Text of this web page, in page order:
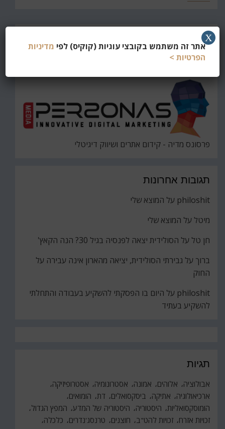
חפש
את
פרסונס מדיה - קידום אתרים ושיווק דיגיטלי
תגובות אחרונות
philoshit על המוצא שלי
מיטל על המוצא שלי
חן טל על הסולידית יצאה לפנסיה בגיל 30? הנה הקאץ'
ברוך על גבירתי הסולידית, יציאה מהארון אינה עבירה על
החוק
philoshit על היום בו הפסקתי להשקיע בעבודה והתחלתי
להשקיע בעתיד
תגיות
אבולוציה אלוהים אמונה אסטרונומיה
אסטרופיזיקה
ארכיאולוגיה
אתיקה ביסקסואלים דת הומואים
הומוסקסואליות היסטוריה היסטוריה של המדע המפץ הגדול
זכויות אזרח זכויות להט"ב חוצנים טרנסג'נדרים
כלכלה
אתר זה משתמש בקובצי עוגיות (קוקיס) לפי מדיניות
הפרטיות >
X